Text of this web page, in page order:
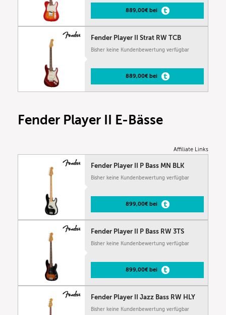
889,00€ bei
Fender Player II Strat RW TCB
Bisher keine Kundenbewertung verfügbar
889,00€ bei
Fender Player II E-Bässe
Affiliate Links
Fender Player II P Bass MN BLK
Bisher keine Kundenbewertung verfügbar
899,00€ bei
Fender Player II P Bass RW 3TS
Bisher keine Kundenbewertung verfügbar
899,00€ bei
Fender Player II Jazz Bass RW HLY
Bisher keine Kundenbewertung verfügbar